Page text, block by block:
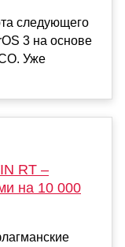
следующего
3 на основе
Уже
RT –
на 10 000